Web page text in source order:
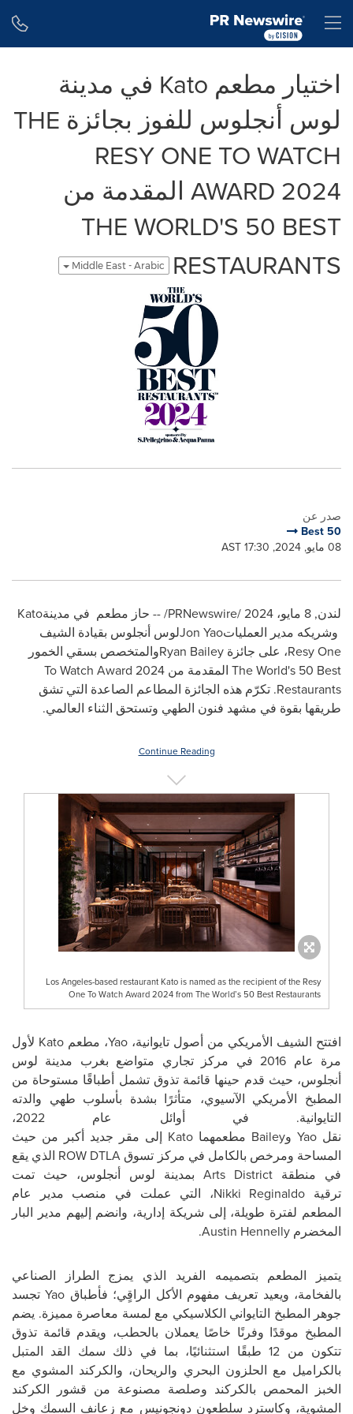
اختيار مطعم Kato في مدينة
لوس أنجلوس للفوز بجائزة THE
RESY ONE TO WATCH
AWARD 2024 المقدمة من
THE WORLD'S 50 BEST
RESTAURANTS
Middle East - Arabic
صدر عن
50 Best
08 مايو, 2024, 17:30 AST
لندن, 8 مايو، 2024 /PRNewswire/ -- حاز مطعم Katoفي مدينة
لوس أنجلوس بقيادة الشيفJon Yaoوشريكه مدير العمليات
والمتخصص بسقي الخمورRyan Bailey ، على جائزةResy One
To Watch Award 2024 المقدمة من The World's 50 Best
Restaurants. تكرّم هذه الجائزة المطاعم الصاعدة التي تشق
طريقها بقوة في مشهد فنون الطهي وتستحق الثناء العالمي.
Continue Reading
Los Angeles-based restaurant Kato is named as the recipient of the Resy
One To Watch Award 2024 from The World’s 50 Best Restaurants
افتتح الشيف الأمريكي من أصول تايوانية، Yao، مطعم Kato لأول
مرة عام 2016 في مركز تجاري متواضع بغرب مدينة لوس
أنجلوس، حيث قدم حينها قائمة تذوق تشمل أطباقًا مستوحاة من
المطبخ الأمريكي الآسيوي، متأثرًا بشدة بأسلوب طهي والدته
التايوانية. في أوائل عام 2022،
نقل Yao وBailey مطعمهما Kato إلى مقر جديد أكبر من حيث
المساحة ومرخص بالكامل في مركز تسوقROW DTLA الذي يقع
في منطقة Arts District بمدينة لوس أنجلوس، حيث تمت
ترقية Nikki Reginaldo، التي عملت في منصب مدير عام
المطعم لفترة طويلة، إلى شريكة إدارية، وانضم إليهم مدير البار
المخضرم Austin Hennelly
.
يتميز المطعم بتصميمه الفريد الذي يمزج الطراز الصناعي
بالفخامة، ويعيد تعريف مفهوم الأكل الراقٍي؛ فأطباق Yaoتجسد
جوهر المطبخ التايواني الكلاسيكي مع لمسة معاصرة مميزة. يضم
المطبخ موقدًا وفرنًا خاصًا يعملان بالحطب، ويقدم قائمة تذوق
تتكون من 12 طبقًا استثنائيًا، بما في ذلك سمك القد المتبل
بالكراميل مع الحلزون البحري والريحان، والكركند المشوي مع
الخبز المحمص بالكركند وصلصة مصنوعة من قشور الكركند
المشوية، وكاسترد سلطعون دونجونيس مع زعانف السمك وخل